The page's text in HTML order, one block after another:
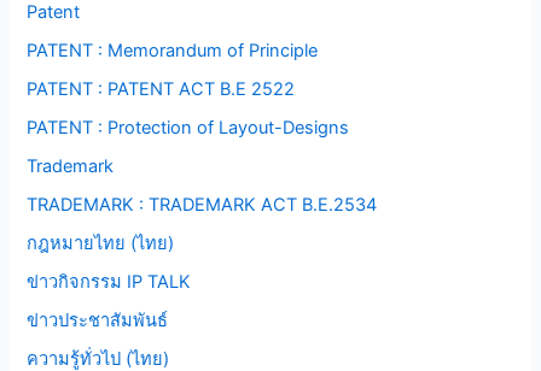
Patent
PATENT : Memorandum of Principle
PATENT : PATENT ACT B.E 2522
PATENT : Protection of Layout-Designs
Trademark
TRADEMARK : TRADEMARK ACT B.E.2534
กฎหมายไทย (ไทย)
ข่าวกิจกรรม IP TALK
ข่าวประชาสัมพันธ์
ความรู้ทั่วไป (ไทย)